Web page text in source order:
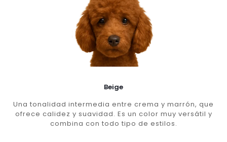
Beige
Una tonalidad intermedia entre crema y marrón, que
ofrece calidez y suavidad. Es un color muy versátil y
combina con todo tipo de estilos.